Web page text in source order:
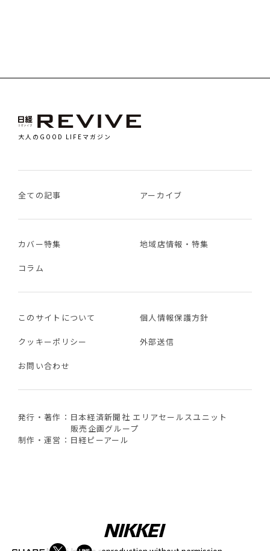
大人のGOOD LIFEマガジン
全ての記事 アーカイブ
カバー特集 地域店情報・特集
コラム
このサイトについて 個人情報保護方針
クッキーポリシー 外部送信
お問い合わせ
発行・著作：日本経済新聞社 エリアセールスユニット
販売企画グループ
制作・運営：日経ピーアール